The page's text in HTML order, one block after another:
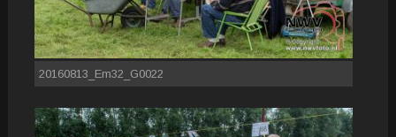
20160813_Em32_G0022